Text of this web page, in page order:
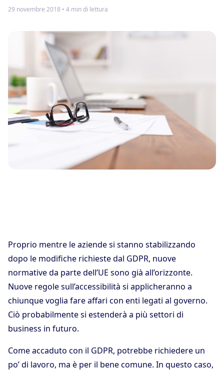
29 novembre 2018 • 4 min di lettura
Proprio mentre le aziende si stanno stabilizzando
dopo le modifiche richieste dal GDPR, nuove
normative da parte dell’UE sono già all’orizzonte.
Nuove regole sull’accessibilità si applicheranno a
chiunque voglia fare affari con enti legati al governo.
Ciò probabilmente si estenderà a più settori di
business in futuro.
Come accaduto con il GDPR, potrebbe richiedere un
po’ di lavoro, ma è per il bene comune. In questo caso,